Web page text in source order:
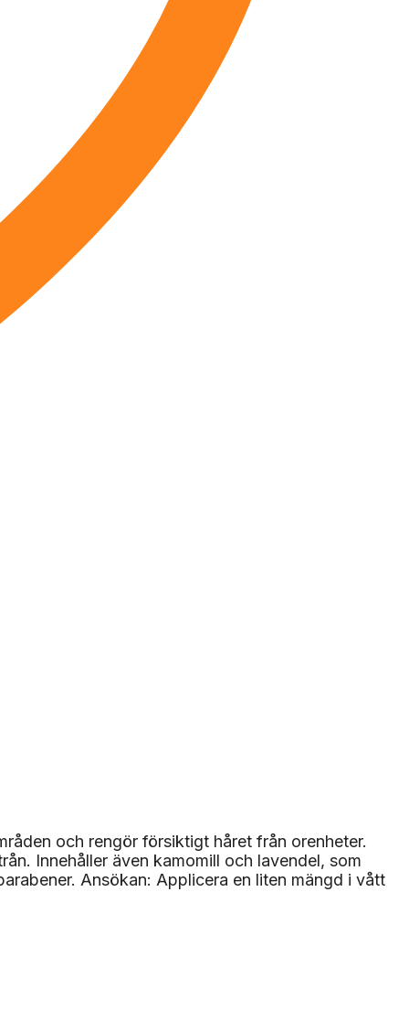
och rengör försiktigt håret från orenheter.
Innehåller även kamomill och lavendel, som
Ansökan: Applicera en liten mängd i vått